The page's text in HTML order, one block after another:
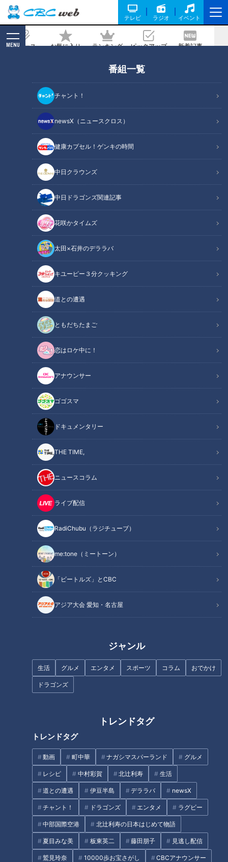
テレビ ラジオ イベント
ニュース お気に入り ランキング ピックアップ 新着記事
MENU
番組一覧
チャント！
newsX（ニュースクロス）
健康カプセル！ゲンキの時間
中日クラウンズ
中日ドラゴンズ関連記事
花咲かタイムズ
太田×石井のデララバ
キユーピー３分クッキング
道との遭遇
ともだちたまご
恋はロケ中に！
アナウンサー
ゴゴスマ
ドキュメンタリー
THE TIME,
ニュースコラム
ライブ配信
RadiChubu（ラジチューブ）
me:tone（ミートーン）
「ビートルズ」とCBC
アジア大会 愛知・名古屋
ジャンル
生活 グルメ エンタメ スポーツ コラム おでかけ
ドラゴンズ
トレンドタグ
トレンドタグ
動画 町中華 ナガシマスパーランド グルメ
レシピ 中村彩賀 北辻利寿 生活
道との遭遇 伊豆半島 デララバ newsX
チャント！ ドラゴンズ エンタメ ラグビー
中部国際空港 北辻利寿の日本はじめて物語
夏目みな美 板東英二 藤田朋子 見逃し配信
鷲見玲奈 10000歩お宝さがし CBCアナウンサー
れた息子 定期配信型ドキュメンタリー
第12話
2021/06/16 19:00
ドキュメンタリー
ピエロと呼ばれた息子
国内では、30万人に1人と言われる皮膚の難病「道化師様魚鱗
癬」（どうけしようぎょりんせん）。
この配信は、道化師様魚鱗癬と闘う４歳の男の子を追ったドキ
ュメンタリーです。
定期配信は、今回が第１２話。道化師様魚鱗癬の症状の１つを
紹介します。
道化師様魚鱗癬は、全身の皮膚が魚の鱗のように固くなり剥が
れ落ちます。
『頭皮』も同様で、毛根ごと剥がれ落ちることがあります。そ
の姿は時に、痛々しい場合もあり、「ケガをしたのでは？」と
誤解されることも…。
配信には痛々しい画像も含まれていますが、
道化師様魚鱗癬を知ってもらうきっかけになればと配信しま
撮影：2021年4～6月
新型コロナウイルス対策として、一部映像をご両親に撮影頂き
ました。
この記事の画像を見る
この記事を見たあなたへのおすすめ
日”編～定期配信型ドキュメンタ
リー「ピエロと呼ばれた息子」
ついに…アレが届きました！喜
息子」第88話
ピエロと呼ばれた息子の新たな
挑戦 定期配信型ドキュメンタ
リー 第8話
【ピエロの父】笑いが絶えない
家族の日常…定期配信型ドキュ
メンタリー「ピエロと呼ばれた
息子」第６８話